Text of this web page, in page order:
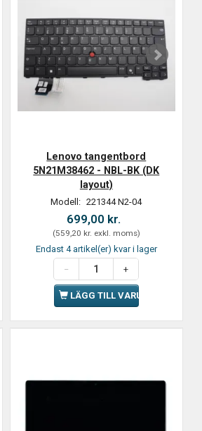
Lenovo tangentbord
5N21M38462 - NBL-BK (DK
layout)
Modell: 221344 N2-04
699,00 kr.
(559,20 kr. exkl. moms)
Endast 4 artikel(er) kvar i lager
LÄGG TILL VARUKORGEN